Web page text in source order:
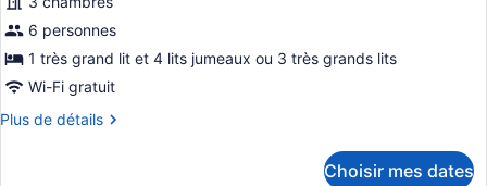
ce
type
de
chambre :
Appartement
6 personnes
1 très grand lit et 4 lits jumeaux ou 3 très grands lits
Wi-Fi gratuit
Plus de détails
Plus
Choisir mes dates